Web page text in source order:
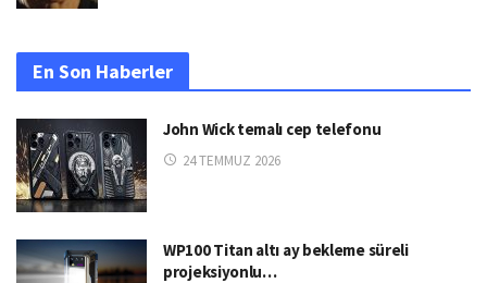
En Son Haberler
John Wick temalı cep telefonu
24 TEMMUZ 2026
WP100 Titan altı ay bekleme süreli
projeksiyonlu…